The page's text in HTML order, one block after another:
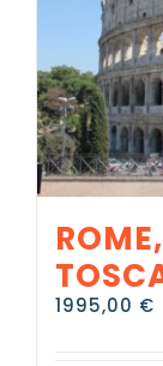
1995,00 €